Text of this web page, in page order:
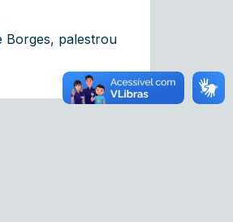
Borges, palestrou